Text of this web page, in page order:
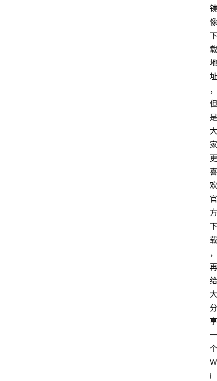
镜
像
下
载
地
址
，
但
是
大
家
更
喜
欢
官
方
下
载
，
再
给
大
分
享
一
个
W
i